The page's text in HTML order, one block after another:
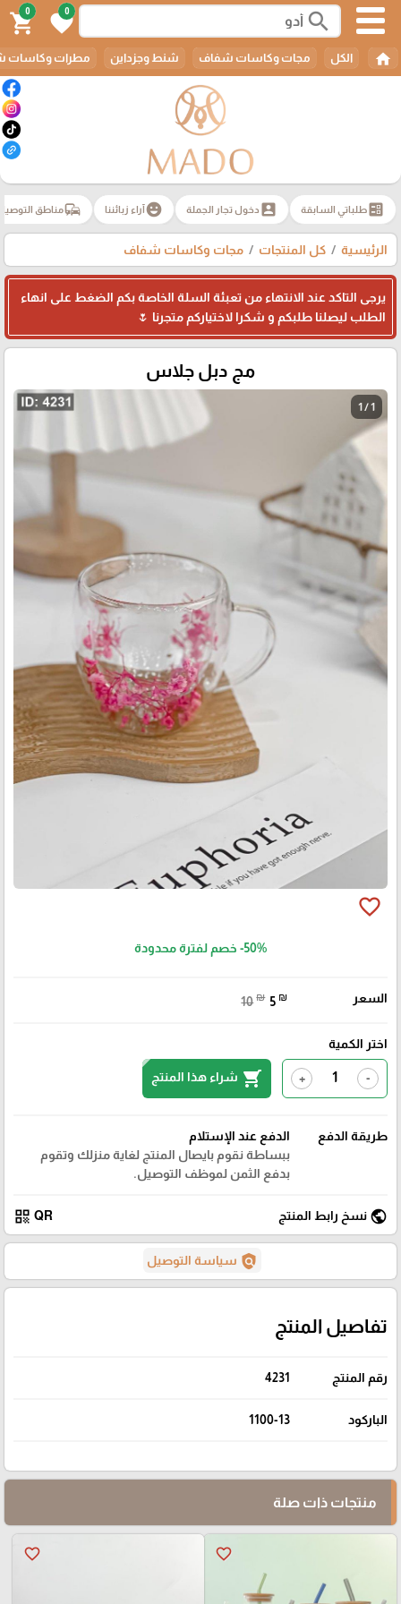
search
0
favorite
0
shopping_cart
home الكل مجات وكاسات شفاف شنط وجزداين مطرات وكاسات
ballotطلباتي السابقة account_box دخول تجار الجملة emoji_emotionsآراء زبائننا commuteمناطق
الرئيسية كل المنتجات مجات وكاسات شفاف
يرجى التاكد عند الانتهاء من تعبئة السلة الخاصة بكم الضغط على انهاء
الطلب ليصلنا طلبكم و شكرا لاختياركم متجرنا 🌷
مج دبل جلاس
1 / 1
favorite_border
-50% خصم لفترة محدودة
السعر 10 ₪ 5 ₪
اختر الكمية
-
+
shopping_cart شراء هذا المنتج
طريقة الدفع
الدفع عند الإستلام
ببساطة نقوم بايصال المنتج لغاية منزلك وتقوم
بدفع الثمن لموظف التوصيل.
public نسخ رابط المنتج QR
qr_code
policy سياسة التوصيل
تفاصيل المنتج
رقم المنتج 4231
الباركود 1100-13
منتجات ذات صلة
favorite_border
favorite_border